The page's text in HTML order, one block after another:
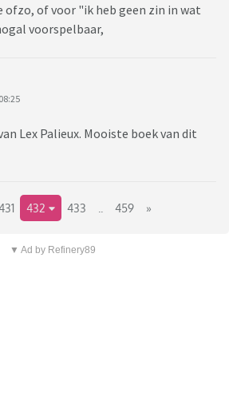
ofzo, of voor "ik heb geen zin in wat
voorspelbaar,
Lex Palieux. Mooiste boek van dit
432 433 459 »
▼ Ad by Refinery89